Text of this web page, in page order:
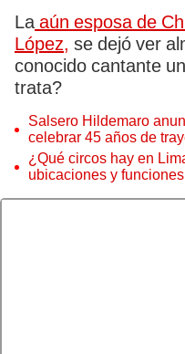
La aún esposa de
López, se dejó ver
conocido cantante
trata?
Salsero Hildemaro
celebrar 45 años de
para cantar con todos
¿Qué circos hay en
ubicaciones y